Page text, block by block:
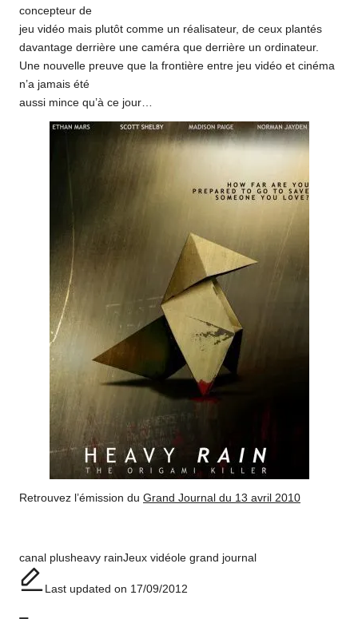
concepteur de
jeu vidéo mais plutôt comme un réalisateur, de ceux plantés
davantage derrière une caméra que derrière un ordinateur.
Une nouvelle preuve que la frontière entre jeu vidéo et cinéma
n’a jamais été
aussi mince qu’à ce jour…
Retrouvez l’émission du Grand Journal du 13 avril 2010
Tags:
canal plusheavy rainJeux vidéo le grand journal
Last updated on 17/09/2012